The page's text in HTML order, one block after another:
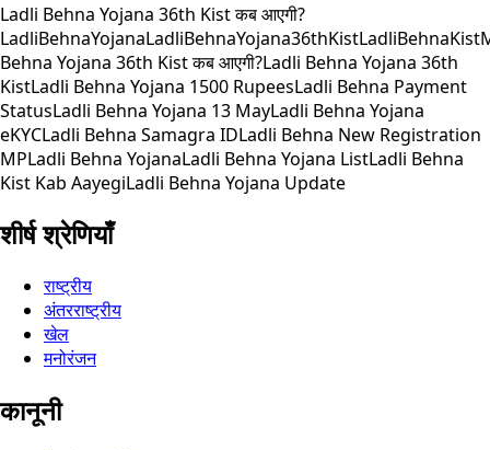
Ladli Behna Yojana 36th Kist कब आएगी?
LadliBehnaYojanaLadliBehnaYojana36thKistLadliBehnaKist
Behna Yojana 36th Kist कब आएगी?Ladli Behna Yojana 36th
KistLadli Behna Yojana 1500 RupeesLadli Behna Payment
StatusLadli Behna Yojana 13 MayLadli Behna Yojana
eKYCLadli Behna Samagra IDLadli Behna New Registration
MPLadli Behna YojanaLadli Behna Yojana ListLadli Behna
Kist Kab AayegiLadli Behna Yojana Update
शीर्ष श्रेणियाँ
राष्ट्रीय
अंतरराष्ट्रीय
खेल
मनोरंजन
कानूनी